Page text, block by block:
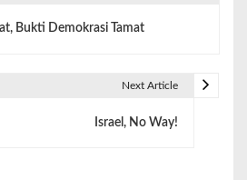
Bukti Demokrasi Tamat
Next Article
Israel, No Way!